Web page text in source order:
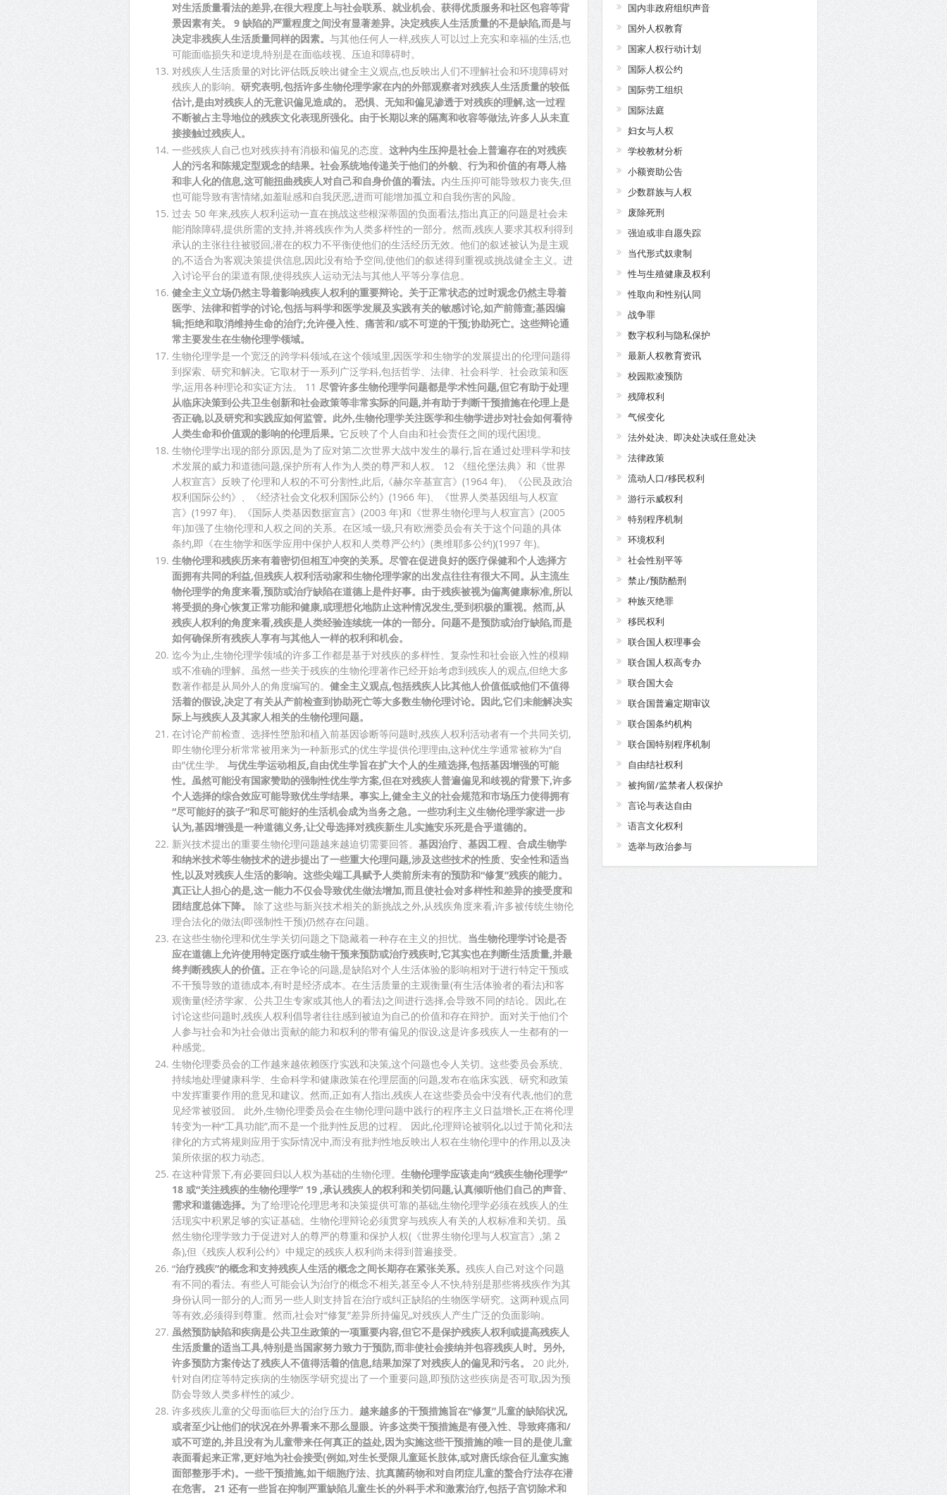
对生活质量看法的差异,在很大程度上与社会联系、就业机会、获得优质服务和社区包容等背
景因素有关。 9 缺陷的严重程度之间没有显著差异。决定残疾人生活质量的不是缺陷,而是与
决定非残疾人生活质量同样的因素。 与其他任何人一样,残疾人可以过上充实和幸福的生活,也
可能面临损失和逆境,特别是在面临歧视、压迫和障碍时。
对残疾人生活质量的对比评估既反映出健全主义观点,也反映出人们不理解社会和环境障碍对
残疾人的影响。 研究表明,包括许多生物伦理学家在内的外部观察者对残疾人生活质量的较低
估计,是由对残疾人的无意识偏见造成的。 恐惧、无知和偏见渗透于对残疾的理解,这一过程
不断被占主导地位的残疾文化表现所强化。由于长期以来的隔离和收容等做法,许多人从未直
接接触过残疾人。
一些残疾人自己也对残疾持有消极和偏见的态度。 这种内生压抑是社会上普遍存在的对残疾
人的污名和陈规定型观念的结果。社会系统地传递关于他们的外貌、行为和价值的有辱人格
和非人化的信息,这可能扭曲残疾人对自己和自身价值的看法。 内生压抑可能导致权力丧失,但
也可能导致有害情绪,如羞耻感和自我厌恶,进而可能增加孤立和自我伤害的风险。
过去 50 年来,残疾人权利运动一直在挑战这些根深蒂固的负面看法,指出真正的问题是社会未
能消除障碍,提供所需的支持,并将残疾作为人类多样性的一部分。然而,残疾人要求其权利得到
承认的主张往往被驳回,潜在的权力不平衡使他们的生活经历无效。他们的叙述被认为是主观
的,不适合为客观决策提供信息,因此没有给予空间,使他们的叙述得到重视或挑战健全主义。进
入讨论平台的渠道有限,使得残疾人运动无法与其他人平等分享信息。
健全主义立场仍然主导着影响残疾人权利的重要辩论。关于正常状态的过时观念仍然主导着
医学、法律和哲学的讨论,包括与科学和医学发展及实践有关的敏感讨论,如产前筛查;基因编
辑;拒绝和取消维持生命的治疗;允许侵入性、痛苦和/或不可逆的干预;协助死亡。这些辩论通
常主要发生在生物伦理学领域。
生物伦理学是一个宽泛的跨学科领域,在这个领域里,因医学和生物学的发展提出的伦理问题得
到探索、研究和解决。它取材于一系列广泛学科,包括哲学、法律、社会科学、社会政策和医
学,运用各种理论和实证方法。 11 尽管许多生物伦理学问题都是学术性问题,但它有助于处理
从临床决策到公共卫生创新和社会政策等非常实际的问题,并有助于判断干预措施在伦理上是
否正确,以及研究和实践应如何监管。此外,生物伦理学关注医学和生物学进步对社会如何看待
人类生命和价值观的影响的伦理后果。 它反映了个人自由和社会责任之间的现代困境。
生物伦理学出现的部分原因,是为了应对第二次世界大战中发生的暴行,旨在通过处理科学和技
术发展的威力和道德问题,保护所有人作为人类的尊严和人权。 12 《纽伦堡法典》和《世界
人权宣言》反映了伦理和人权的不可分割性,此后,《赫尔辛基宣言》(1964 年)、《公民及政治
权利国际公约》、《经济社会文化权利国际公约》(1966 年)、《世界人类基因组与人权宣
言》(1997 年)、《国际人类基因数据宣言》(2003 年)和《世界生物伦理与人权宣言》(2005
年)加强了生物伦理和人权之间的关系。在区域一级,只有欧洲委员会有关于这个问题的具体
条约,即《在生物学和医学应用中保护人权和人类尊严公约》(奥维耶多公约)(1997 年)。
生物伦理和残疾历来有着密切但相互冲突的关系。尽管在促进良好的医疗保健和个人选择方
面拥有共同的利益,但残疾人权利活动家和生物伦理学家的出发点往往有很大不同。从主流生
物伦理学的角度来看,预防或治疗缺陷在道德上是件好事。由于残疾被视为偏离健康标准,所以
将受损的身心恢复正常功能和健康,或理想化地防止这种情况发生,受到积极的重视。然而,从
残疾人权利的角度来看,残疾是人类经验连续统一体的一部分。问题不是预防或治疗缺陷,而是
如何确保所有残疾人享有与其他人一样的权利和机会。
迄今为止,生物伦理学领域的许多工作都是基于对残疾的多样性、复杂性和社会嵌入性的模糊
或不准确的理解。虽然一些关于残疾的生物伦理著作已经开始考虑到残疾人的观点,但绝大多
数著作都是从局外人的角度编写的。 健全主义观点,包括残疾人比其他人价值低或他们不值得
活着的假设,决定了有关从产前检查到协助死亡等大多数生物伦理讨论。因此,它们未能解决实
际上与残疾人及其家人相关的生物伦理问题。
在讨论产前检查、选择性堕胎和植入前基因诊断等问题时,残疾人权利活动者有一个共同关切,
即生物伦理分析常常被用来为一种新形式的优生学提供伦理理由,这种优生学通常被称为“自
由”优生学。 与优生学运动相反,自由优生学旨在扩大个人的生殖选择,包括基因增强的可能
性。虽然可能没有国家赞助的强制性优生学方案,但在对残疾人普遍偏见和歧视的背景下,许多
个人选择的综合效应可能导致优生学结果。事实上,健全主义的社会规范和市场压力使得拥有
“尽可能好的孩子”和尽可能好的生活机会成为当务之急。一些功利主义生物伦理学家进一步
认为,基因增强是一种道德义务,让父母选择对残疾新生儿实施安乐死是合乎道德的。
新兴技术提出的重要生物伦理问题越来越迫切需要回答。 基因治疗、基因工程、合成生物学
和纳米技术等生物技术的进步提出了一些重大伦理问题,涉及这些技术的性质、安全性和适当
性,以及对残疾人生活的影响。这些尖端工具赋予人类前所未有的预防和“修复”残疾的能力。
真正让人担心的是,这一能力不仅会导致优生做法增加,而且使社会对多样性和差异的接受度和
团结度总体下降。
除了这些与新兴技术相关的新挑战之外,从残疾角度来看,许多被传统生物伦
理合法化的做法(即强制性干预)仍然存在问题。
在这些生物伦理和优生学关切问题之下隐藏着一种存在主义的担忧。 当生物伦理学讨论是否
应在道德上允许使用特定医疗或生物干预来预防或治疗残疾时,它其实也在判断生活质量,并最
终判断残疾人的价值。 正在争论的问题,是缺陷对个人生活体验的影响相对于进行特定干预或
不干预导致的道德成本,有时是经济成本。在生活质量的主观衡量(有生活体验者的看法)和客
观衡量(经济学家、公共卫生专家或其他人的看法)之间进行选择,会导致不同的结论。因此,在
讨论这些问题时,残疾人权利倡导者往往感到被迫为自己的价值和存在辩护。面对关于他们个
人参与社会和为社会做出贡献的能力和权利的带有偏见的假设,这是许多残疾人一生都有的一
种感觉。
生物伦理委员会的工作越来越依赖医疗实践和决策,这个问题也令人关切。这些委员会系统、
持续地处理健康科学、生命科学和健康政策在伦理层面的问题,发布在临床实践、研究和政策
中发挥重要作用的意见和建议。然而,正如有人指出,残疾人在这些委员会中没有代表,他们的意
见经常被驳回。 此外,生物伦理委员会在生物伦理问题中践行的程序主义日益增长,正在将伦理
转变为一种“工具功能”,而不是一个批判性反思的过程。 因此,伦理辩论被弱化,以过于简化和法
律化的方式将规则应用于实际情况中,而没有批判性地反映出人权在生物伦理中的作用,以及决
策所依据的权力动态。
在这种背景下,有必要回归以人权为基础的生物伦理。 生物伦理学应该走向“残疾生物伦理学”
18 或“关注残疾的生物伦理学” 19 ,承认残疾人的权利和关切问题,认真倾听他们自己的声音、
需求和道德选择。 为了给理论伦理思考和决策提供可靠的基础,生物伦理学必须在残疾人的生
活现实中积累足够的实证基础。生物伦理辩论必须贯穿与残疾人有关的人权标准和关切。虽
然生物伦理学致力于促进对人的尊严的尊重和保护人权(《世界生物伦理与人权宣言》,第 2
条),但《残疾人权利公约》中规定的残疾人权利尚未得到普遍接受。
“治疗残疾”的概念和支持残疾人生活的概念之间长期存在紧张关系。 残疾人自己对这个问题
有不同的看法。有些人可能会认为治疗的概念不相关,甚至令人不快,特别是那些将残疾作为其
身份认同一部分的人;而另一些人则支持旨在治疗或纠正缺陷的生物医学研究。这两种观点同
等有效,必须得到尊重。然而,社会对“修复”差异所持偏见,对残疾人产生广泛的负面影响。
虽然预防缺陷和疾病是公共卫生政策的一项重要内容,但它不是保护残疾人权利或提高残疾人
生活质量的适当工具,特别是当国家努力致力于预防,而非使社会接纳并包容残疾人时。另外,
许多预防方案传达了残疾人不值得活着的信息,结果加深了对残疾人的偏见和污名。
20 此外,
针对自闭症等特定疾病的生物医学研究提出了一个重要问题,即预防这些疾病是否可取,因为预
防会导致人类多样性的减少。
许多残疾儿童的父母面临巨大的治疗压力。 越来越多的干预措施旨在“修复”儿童的缺陷状况,
或者至少让他们的状况在外界看来不那么显眼。许多这类干预措施是有侵入性、导致疼痛和/
或不可逆的,并且没有为儿童带来任何真正的益处,因为实施这些干预措施的唯一目的是使儿童
表面看起来正常,更好地为社会接受(例如,对生长受限儿童延长肢体,或对唐氏综合征儿童实施
面部整形手术)。一些干预措施,如干细胞疗法、抗真菌药物和对自闭症儿童的螯合疗法存在潜
在危害。 21 还有一些旨在抑制严重缺陷儿童生长的外科手术和激素治疗,包括子宫切除术和
国内非政府组织声音
国外人权教育
国家人权行动计划
国际人权公约
国际劳工组织
国际法庭
妇女与人权
学校教材分析
小额资助公告
少数群族与人权
废除死刑
强迫或非自愿失踪
当代形式奴隶制
性与生殖健康及权利
性取向和性别认同
战争罪
数字权利与隐私保护
最新人权教育资讯
校园欺凌预防
残障权利
气候变化
法外处决、即决处决或任意处决
法律政策
流动人口/移民权利
游行示威权利
特别程序机制
环境权利
社会性别平等
禁止/预防酷刑
种族灭绝罪
移民权利
联合国人权理事会
联合国人权高专办
联合国大会
联合国普遍定期审议
联合国条约机构
联合国特别程序机制
自由结社权利
被拘留/监禁者人权保护
言论与表达自由
语言文化权利
选举与政治参与